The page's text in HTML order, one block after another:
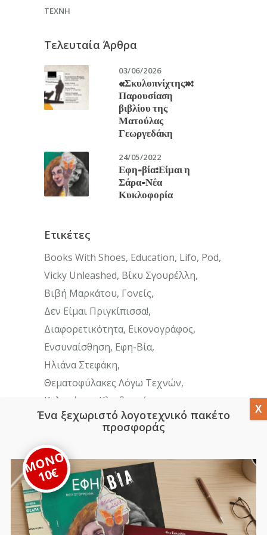
ΤΈΧΝΗ
Τελευταία Άρθρα
03/06/2026
«Σκυλοπνίχτης»:
Παρουσίαση
βιβλίου της
Ματούλας
Γεωργεδάκη
24/05/2022
Εφη-βία:Είμαι η
Σάρα-Νέα
Κυκλοφορία
Ετικέτες
Books With Shoes Education Lifo Pod
Vicky Unleashed Βίκυ Σγουρέλλη
Βιβή Μαρκάτου Γονείς
Δεν Είμαι Πριγκίπισσα!
Διαφορετικότητα Εικονογράφος
Ενσυναίσθηση Εφη-Βία
Ηλιάνα Στεφάκη
Θεματοφύλακες Λόγω Τεχνών
Καληνύχτα
Κλειδοκράτορας
Μάριος Ιωαννίδης Μέμορι
Μαθησιακές Δυσκολίες
Μανώλης Κοτρώτσιος
Μαρίνα Μποζάνη Παιδιά
Παραμύθι
Ποίηση
Συνέντευξη
Τα Βασίλεια Των Αγγλοχρόνων Και Ο
Μπι
Ένα ξεχωριστό λογοτεχνικό πακέτο
προσφοράς
ΜΟΝΟ
10€